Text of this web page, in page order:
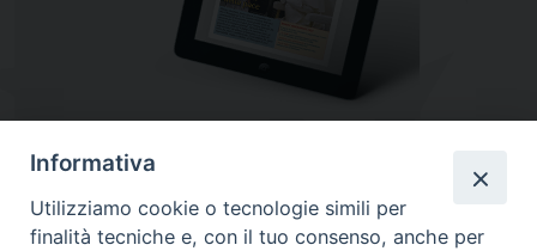
Informativa
Utilizziamo cookie o tecnologie simili per
finalità tecniche e, con il tuo consenso, anche per